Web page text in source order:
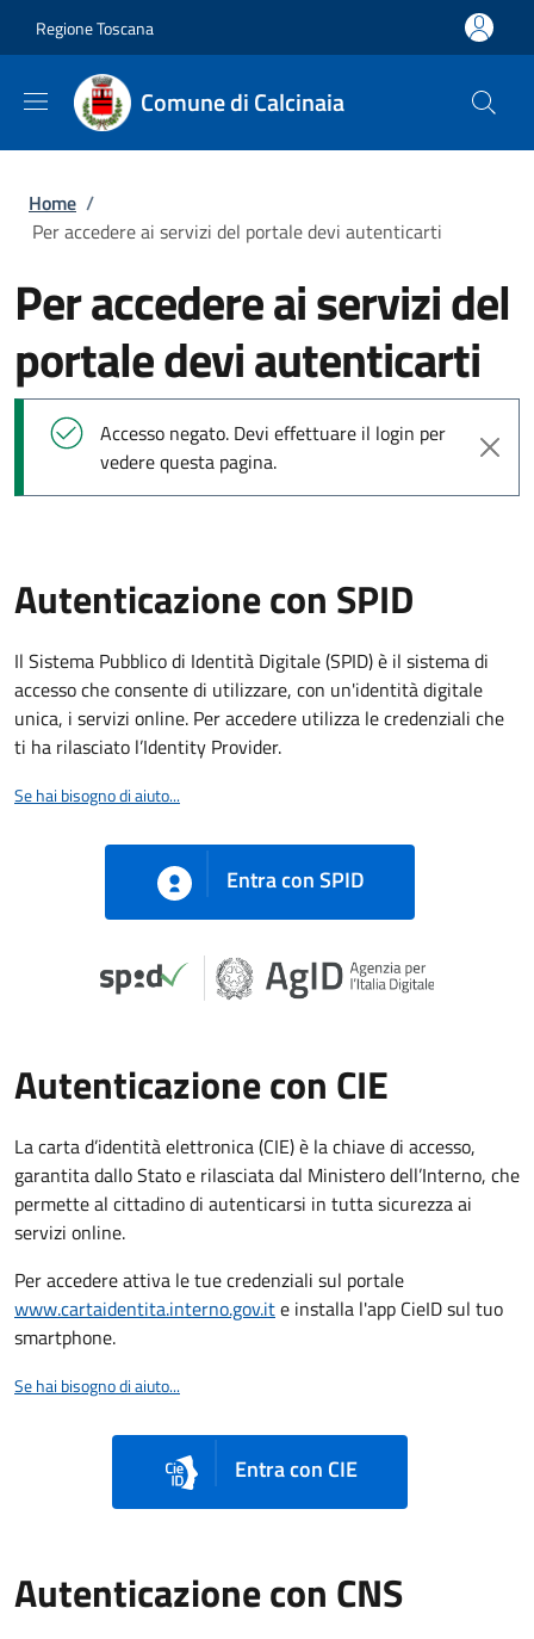
Regione Toscana
Comune di Calcinaia
Briciole di pane
Home /
Per accedere ai servizi del portale devi autenticarti
Per accedere ai servizi del
portale devi autenticarti
Messaggio di stato
Accesso negato. Devi effettuare il login per
vedere questa pagina.
Autenticazione con SPID
Il Sistema Pubblico di Identità Digitale (SPID) è il sistema di
accesso che consente di utilizzare, con un'identità digitale
unica, i servizi online. Per accedere utilizza le credenziali che
ti ha rilasciato l’Identity Provider.
Se hai bisogno di aiuto...
Entra con SPID
Autenticazione con CIE
La carta d’identità elettronica (CIE) è la chiave di accesso,
garantita dallo Stato e rilasciata dal Ministero dell’Interno, che
permette al cittadino di autenticarsi in tutta sicurezza ai
servizi online.
Per accedere attiva le tue credenziali sul portale
www.cartaidentita.interno.gov.ite installa l'app CieID sul tuo
smartphone.
Se hai bisogno di aiuto...
Entra con CIE
Autenticazione con CNS